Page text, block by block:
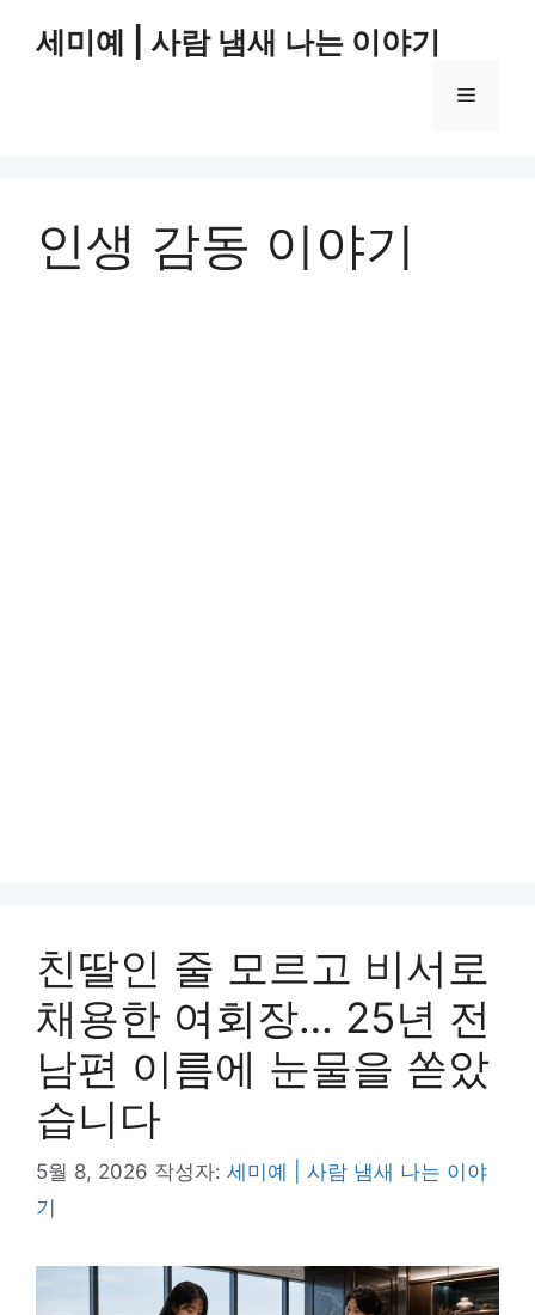
세미예 | 사람 냄새 나는 이야기
메
인생 감동 이야기
친딸인 줄 모르고 비서로
채용한 여회장… 25년 전
남편 이름에 눈물을 쏟았
습니다
5월 8, 2026 작성자: 세미예 | 사람 냄새 나는 이야
기